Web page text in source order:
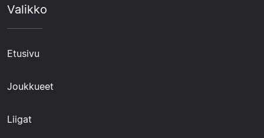
Valikko
Etusivu
Joukkueet
Liigat